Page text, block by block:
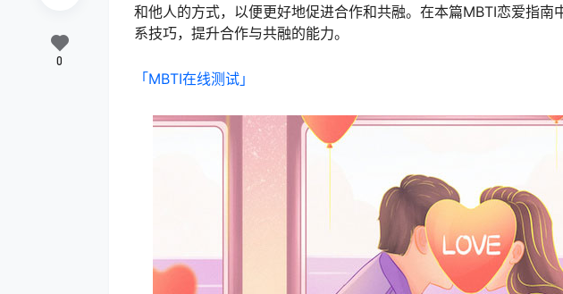
和他人的方式，以便更好地促进合作和共融。在本篇MBTI恋爱指南
系技巧，提升合作与共融的能力。
「MBTI在线测试​」
0